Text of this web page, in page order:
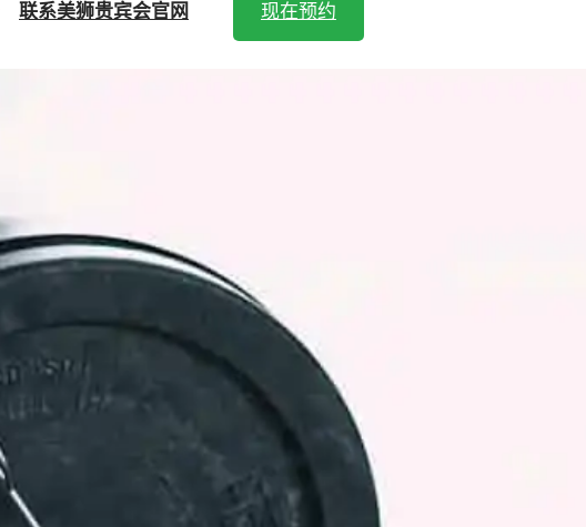
联系美狮贵宾会官网 现在预约